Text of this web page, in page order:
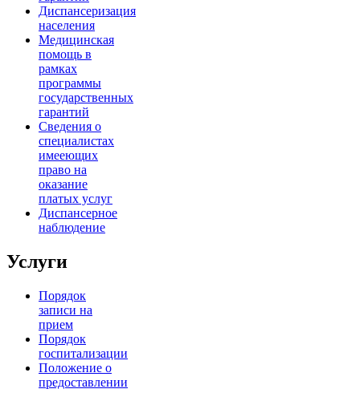
Диспансеризация
населения
Медицинская
помощь в
рамках
программы
государственных
гарантий
Сведения о
специалистах
имееющих
право на
оказание
платых услуг
Диспансерное
наблюдение
Услуги
Порядок
записи на
прием
Порядок
госпитализации
Положение о
предоставлении